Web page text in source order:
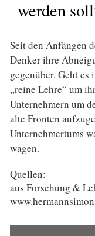
werden
Seit den Anfängen
Denker ihre
gegenüber. Geht
„reine Lehre“ um
Unternehmern um
alte Fronten
Unternehmertums
wagen.
Quellen:
aus Forschung &